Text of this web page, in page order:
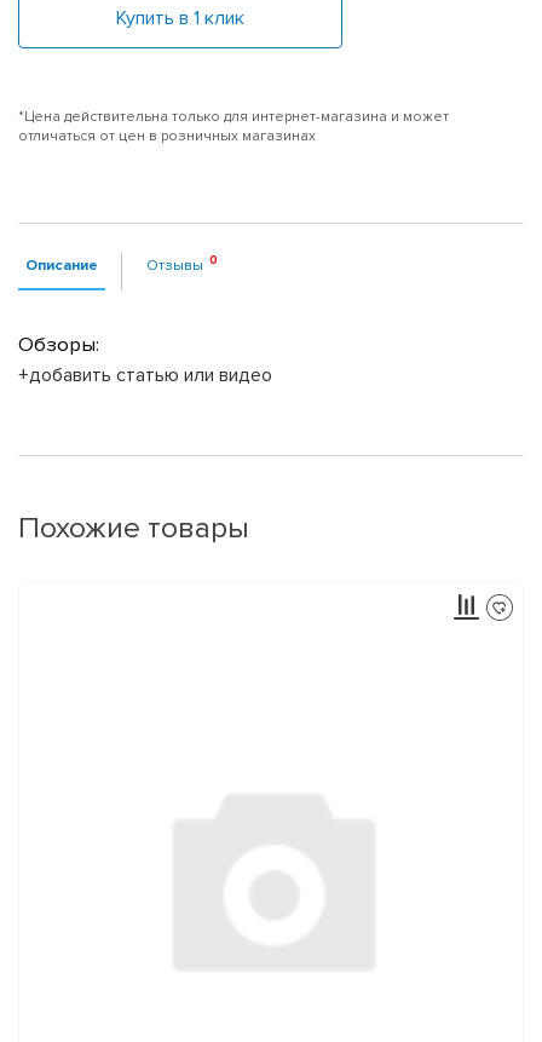
Купить в 1 клик
*Цена действительна только для интернет-магазина и может
отличаться от цен в розничных магазинах
Описание Отзывы
Обзоры:
+добавить статью или видео
Похожие товары